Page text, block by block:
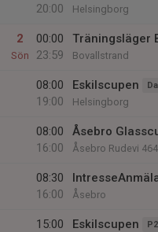
20:00
Helsingborg
2
Sön
00:00
23:59
Träningsläger
Bovallstrand
08:00
19:00
Eskilscupen
Helsingborg
08:00
16:00
Åsebro
Åsebro Rudevi
08:30
16:00
Åsebro
15:00
Eskilscupen